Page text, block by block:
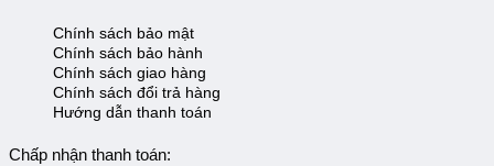
Chính sách bảo mật
Chính sách bảo hành
Chính sách giao hàng
Chính sách đổi trả hàng
Hướng dẫn thanh toán
Chấp nhận thanh toán: